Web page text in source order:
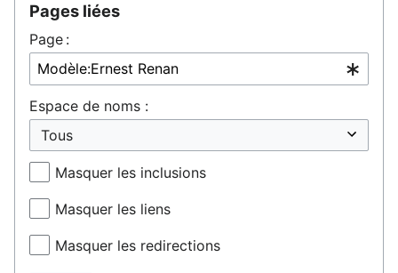
Pages liées
Page :
Espace de noms :
Masquer les inclusions
Masquer les liens
Masquer les redirections